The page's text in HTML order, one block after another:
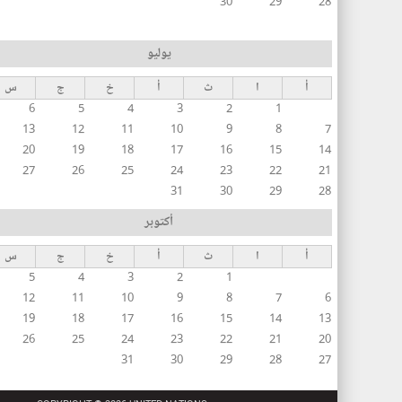
يوليو
أ ا ث أ خ ج
س
1
2
3
4
5
6
7
8
9
10
11
12
13
14
15
16
17
18
19
20
21
22
23
24
25
26
27
28
29
30
31
أكتوبر
أ ا ث أ خ ج
س
1
2
3
4
5
6
7
8
9
10
11
12
13
14
15
16
17
18
19
20
21
22
23
24
25
26
27
28
29
30
31